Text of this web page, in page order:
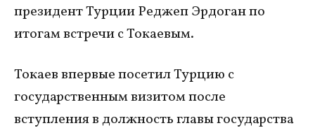
президент Турции Реджеп Эрдоган по
итогам встречи с Токаевым.
Токаев впервые посетил Турцию с
государственным визитом после
вступления в должность главы государства